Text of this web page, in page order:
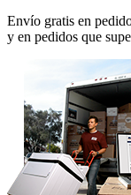
Envío gratis en
y en pedidos que